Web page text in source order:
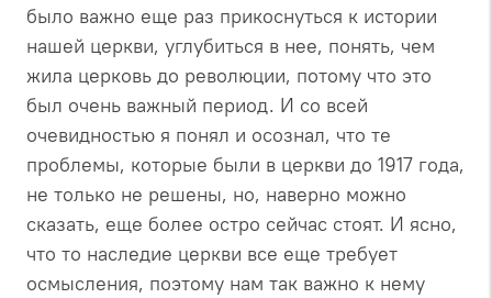
было важно еще раз прикоснуться к истории
нашей церкви, углубиться в нее, понять, чем
жила церковь до революции, потому что это
был очень важный период. И со всей
очевидностью я понял и осознал, что те
проблемы, которые были в церкви до 1917 года,
не только не решены, но, наверно можно
сказать, еще более остро сейчас стоят. И ясно,
что то наследие церкви все еще требует
осмысления, поэтому нам так важно к нему